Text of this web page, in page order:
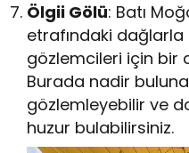
Ölgii Gölü: Batı
etrafındaki dağlarla
gözlemcileri için bir
Burada nadir
gözlemleyebilir ve
huzur bulabilirsiniz.